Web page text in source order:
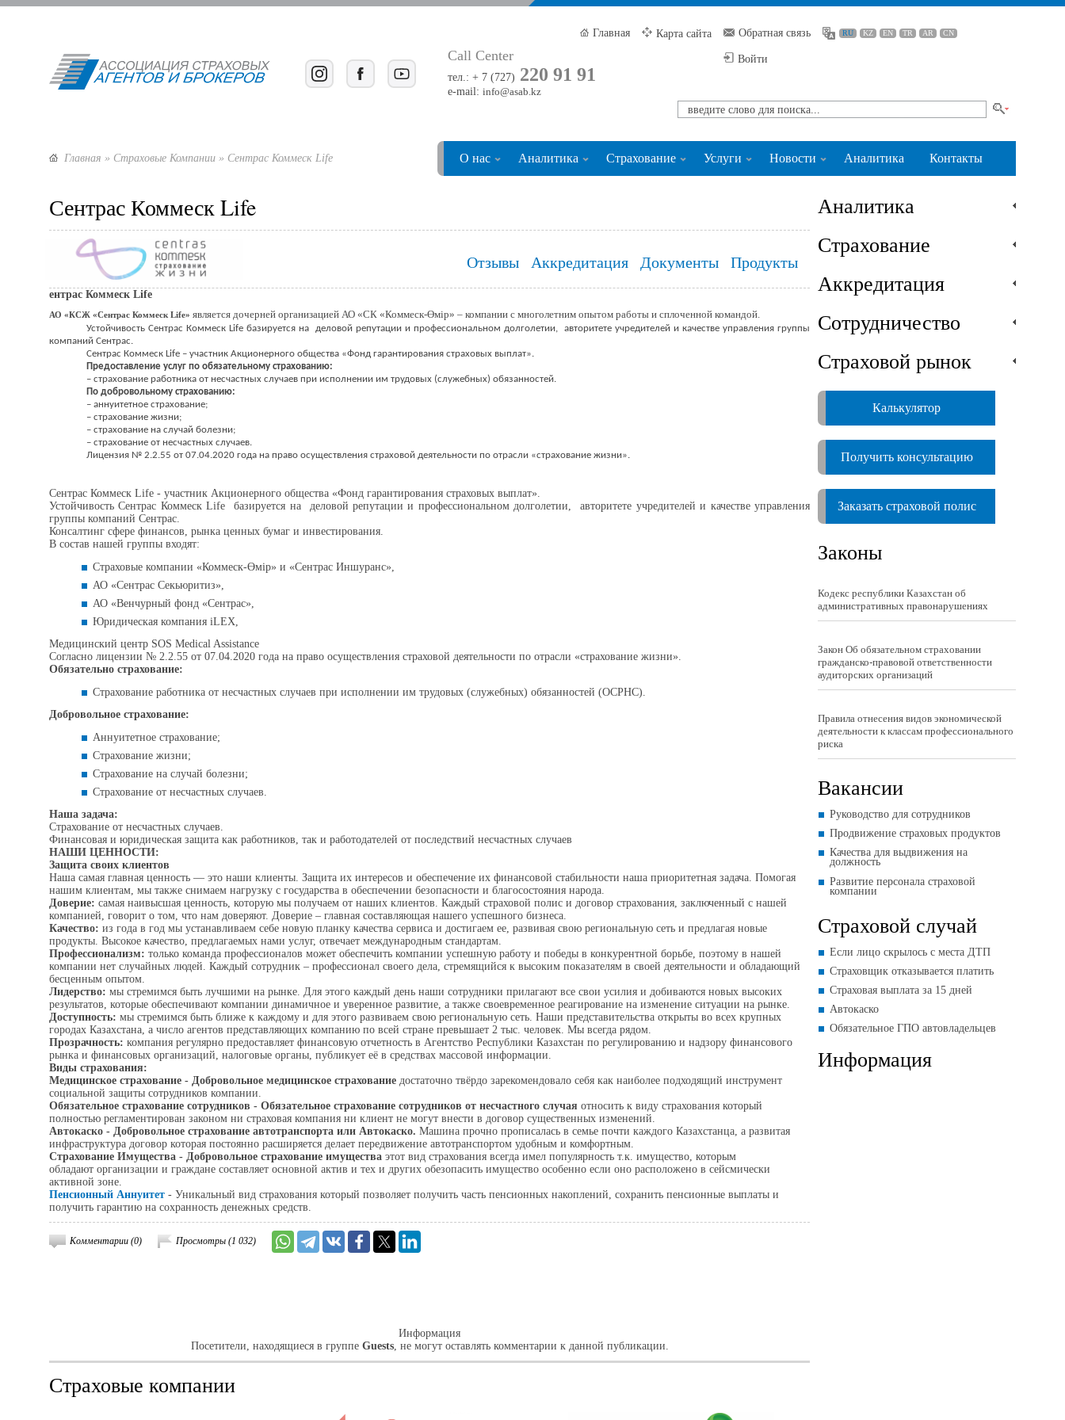
Call Center
тел.: + 7 (727) 220 91 91
e-mail: info@asab.kz
Главная Карта сайта Обратная связь RU KZ EN TR AR CN
Войти
Главная » Страховые Компании » Сентрас Коммеск Life О нас Аналитика Страхование Услуги Новости Аналитика Контакты
Сентрас Коммеск Life
Отзывы Аккредитация Документы Продукты
ентрас Коммеск Life
АО «КСЖ «Сентрас Коммеск Life» является дочерней организацией АО «СК «Коммеск-Өмір» – компании с многолетним опытом работы и сплоченной командой.
Устойчивость Сентрас Коммеск Life базируется на деловой репутации и профессиональном долголетии, авторитете учредителей и качестве управления группы
компаний Сентрас.
Сентрас Коммеск Life – участник Акционерного общества «Фонд гарантирования страховых выплат».
Предоставление услуг по обязательному страхованию:
– страхование работника от несчастных случаев при исполнении им трудовых (служебных) обязанностей.
По добровольному страхованию:
– аннуитетное страхование;
– страхование жизни;
– страхование на случай болезни;
– страхование от несчастных случаев.
Лицензия № 2.2.55 от 07.04.2020 года на право осуществления страховой деятельности по отрасли «страхование жизни».
Сентрас Коммеск Life - участник Акционерного общества «Фонд гарантирования страховых выплат».
Устойчивость Сентрас Коммеск Life базируется на деловой репутации и профессиональном долголетии, авторитете учредителей и качестве управления
группы компаний Сентрас.
Консалтинг сфере финансов, рынка ценных бумаг и инвестирования.
В состав нашей группы входят:
Страховые компании «Коммеск-Өмiр» и «Сентрас Иншуранс»,
АО «Сентрас Секьюритиз»,
АО «Венчурный фонд «Сентрас»,
Юридическая компания iLEX,
Медицинский центр SOS Medical Assistance
Согласно лицензии № 2.2.55 от 07.04.2020 года на право осуществления страховой деятельности по отрасли «страхование жизни».
Обязательно страхование:
Страхование работника от несчастных случаев при исполнении им трудовых (служебных) обязанностей (ОСРНС).
Добровольное страхование:
Аннуитетное страхование;
Страхование жизни;
Страхование на случай болезни;
Страхование от несчастных случаев.
Наша задача:
Страхование от несчастных случаев.
Финансовая и юридическая защита как работников, так и работодателей от последствий несчастных случаев
НАШИ ЦЕННОСТИ:
Защита своих клиентов
Наша самая главная ценность — это наши клиенты. Защита их интересов и обеспечение их финансовой стабильности наша приоритетная задача. Помогая
нашим клиентам, мы также снимаем нагрузку с государства в обеспечении безопасности и благосостояния народа.
Доверие: самая наивысшая ценность, которую мы получаем от наших клиентов. Каждый страховой полис и договор страхования, заключенный с нашей
компанией, говорит о том, что нам доверяют. Доверие – главная составляющая нашего успешного бизнеса.
Качество: из года в год мы устанавливаем себе новую планку качества сервиса и достигаем ее, развивая свою региональную сеть и предлагая новые
продукты. Высокое качество, предлагаемых нами услуг, отвечает международным стандартам.
Профессионализм: только команда профессионалов может обеспечить компании успешную работу и победы в конкурентной борьбе, поэтому в нашей
компании нет случайных людей. Каждый сотрудник – профессионал своего дела, стремящийся к высоким показателям в своей деятельности и обладающий
бесценным опытом.
Лидерство: мы стремимся быть лучшими на рынке. Для этого каждый день наши сотрудники прилагают все свои усилия и добиваются новых высоких
результатов, которые обеспечивают компании динамичное и уверенное развитие, а также своевременное реагирование на изменение ситуации на рынке.
Доступность: мы стремимся быть ближе к каждому и для этого развиваем свою региональную сеть. Наши представительства открыты во всех крупных
городах Казахстана, а число агентов представляющих компанию по всей стране превышает 2 тыс. человек. Мы всегда рядом.
Прозрачность: компания регулярно предоставляет финансовую отчетность в Агентство Республики Казахстан по регулированию и надзору финансового
рынка и финансовых организаций, налоговые органы, публикует её в средствах массовой информации.
Виды страхования:
Медицинское страхование - Добровольное медицинское страхование достаточно твёрдо зарекомендовало себя как наиболее подходящий инструмент
социальной защиты сотрудников компании.
Обязательное страхование сотрудников - Обязательное страхование сотрудников от несчастного случая относить к виду страхования который
полностью регламентирован законом ни страховая компания ни клиент не могут внести в договор существенных изменений.
Автокаско - Добровольное страхование автотранспорта или Автокаско. Машина прочно прописалась в семье почти каждого Казахстанца, а развитая
инфраструктура договор которая постоянно расширяется делает передвижение автотранспортом удобным и комфортным.
Страхование Имущества - Добровольное страхование имущества этот вид страхования всегда имел популярность т.к. имущество, которым
обладают организации и граждане составляет основной актив и тех и других обезопасить имущество особенно если оно расположено в сейсмически
активной зоне.
Пенсионный Аннуитет - Уникальный вид страхования который позволяет получить часть пенсионных накоплений, сохранить пенсионные выплаты и
получить гарантию на сохранность денежных средств.
Комментарии (0) Просмотры (1 032)
Информация
Посетители, находящиеся в группе Guests, не могут оставлять комментарии к данной публикации.
Аналитика
Страхование
Аккредитация
Сотрудничество
Страховой рынок
Калькулятор
Получить консультацию
Заказать страховой полис
Законы
Кодекс республики Казахстан об
административных правонарушениях
Закон Об обязательном страховании
гражданско-правовой ответственности
аудиторских организаций
Правила отнесения видов экономической
деятельности к классам профессионального
риска
Вакансии
Руководство для сотрудников
Продвижение страховых продуктов
Качества для выдвижения на
должность
Развитие персонала страховой
компании
Страховой случай
Если лицо скрылось с места ДТП
Страховщик отказывается платить
Страховая выплата за 15 дней
Автокаско
Обязательное ГПО автовладельцев
Информация
Страховые компании